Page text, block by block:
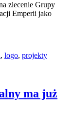
zlecenie Grupy
Emperii jako
, logo, projekty
ma już